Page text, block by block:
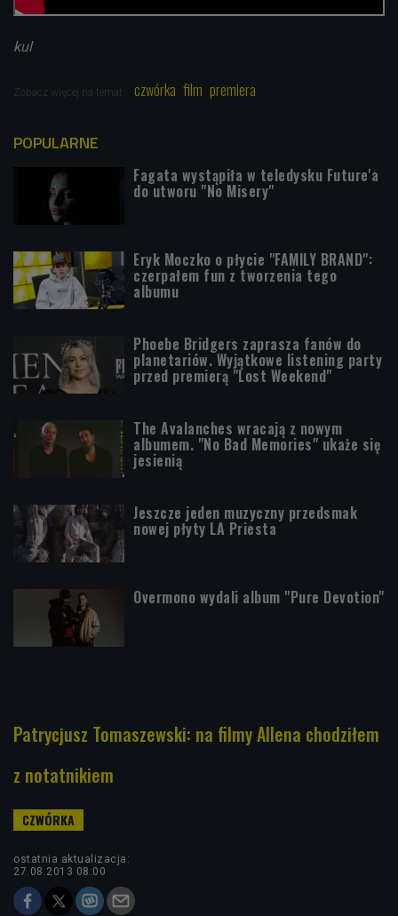
kul
Zobacz więcej na temat: czwórka film premiera
POPULARNE
Fagata wystąpiła w teledysku Future'a
do utworu "No Misery"
Eryk Moczko o płycie "FAMILY BRAND":
czerpałem fun z tworzenia tego
albumu
Phoebe Bridgers zaprasza fanów do
planetariów. Wyjątkowe listening party
przed premierą "Lost Weekend"
The Avalanches wracają z nowym
albumem. "No Bad Memories" ukaże się
jesienią
Jeszcze jeden muzyczny przedsmak
nowej płyty LA Priesta
Overmono wydali album "Pure Devotion"
Patrycjusz Tomaszewski: na filmy Allena chodziłem
z notatnikiem
ostatnia aktualizacja:
27.08.2013 08:00